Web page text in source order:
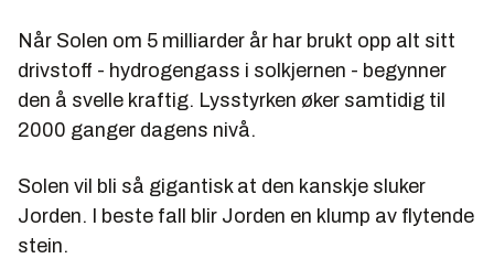
Når Solen om 5 milliarder år har brukt opp alt sitt
drivstoff - hydrogengass i solkjernen - begynner
den å svelle kraftig. Lysstyrken øker samtidig til
2000 ganger dagens nivå.
Solen vil bli så gigantisk at den kanskje sluker
Jorden. I beste fall blir Jorden en klump av flytende
stein.